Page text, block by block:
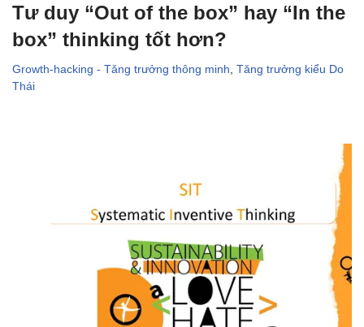
Tư duy “Out of the box” hay “In the
box” thinking tốt hơn?
Growth-hacking - Tăng trưởng thông minh Tăng trưởng kiểu Do
Thái